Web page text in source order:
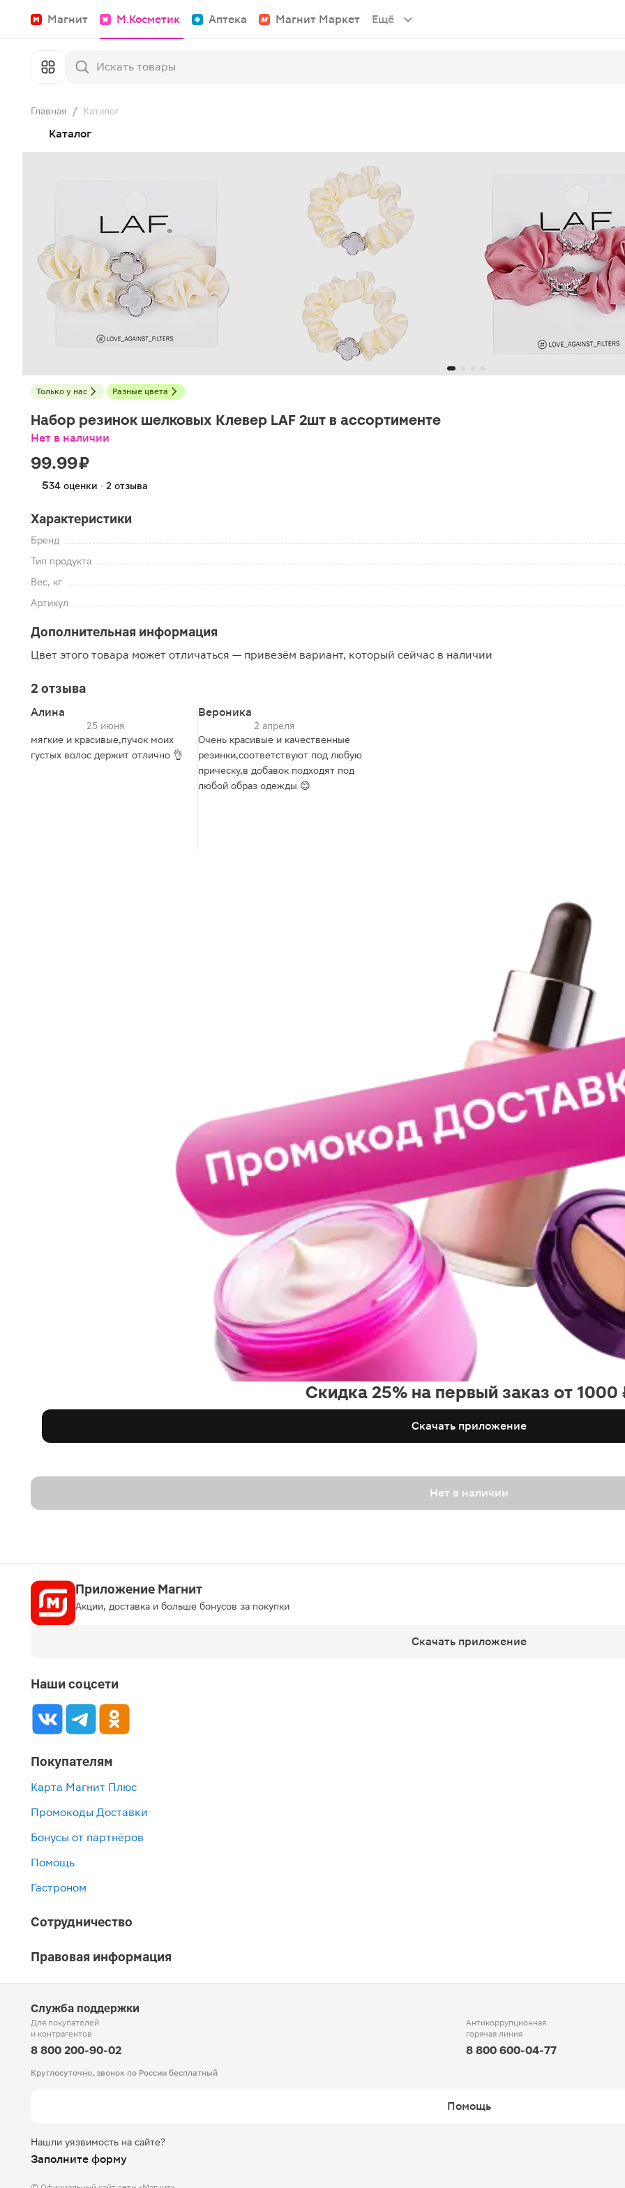
Магнит М.Косметик Аптека Магнит Маркет Ещё
Главная / Каталог
Каталог
Только у нас Разные цвета
Набор резинок шелковых Клевер LAF 2шт в ассортименте
Нет в наличии
99.99 ₽
534 оценки · 2 отзыва
Характеристики
Бренд
Тип продукта
Вес, кг
Артикул
Дополнительная информация
Цвет этого товара может отличаться — привезём вариант, который сейчас в наличии
2 отзыва
Алина
25 июня
мягкие и красивые,пучок моих
густых волос держит отлично 👌
Вероника
2 апреля
Очень красивые и качественные
резинки,соответствуют под любую
прическу,в добавок подходят под
любой образ одежды 😊
Скидка 25% на первый заказ от 1000
Скачать приложение
Нет в наличии
Приложение Магнит
Акции, доставка и больше бонусов за покупки
Скачать приложение
Наши соцсети
Покупателям
Карта Магнит Плюс
Промокоды Доставки
Бонусы от партнёров
Помощь
Гастроном
Сотрудничество
Правовая информация
Служба поддержки
Для покупателей
и контрагентов
8 800 200-90-02
Антикоррупционная
горячая линия
8 800 600-04-77
Круглосуточно, звонок по России бесплатный
Помощь
Нашли уязвимость на сайте?
Заполните форму